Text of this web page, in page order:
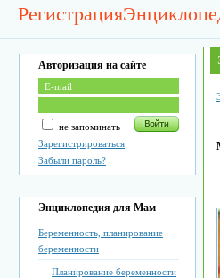
Регистрация
Авторизация на сайте
не запоминать
Зарегистрироваться
Забыли пароль?
Энциклопедия для Мам
Беременность, планирование
беременности
Планирование беременности